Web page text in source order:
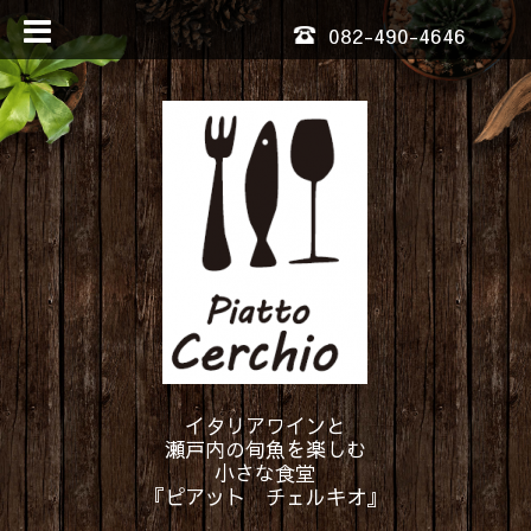
082-490-4646
イタリアワインと
瀬戸内の旬魚を楽しむ
小さな食堂
『ピアット チェルキオ』